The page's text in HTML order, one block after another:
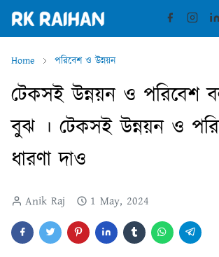
Home পরিবেশ ও উন্নয়ন
টেকসই উন্নয়ন ও পরিবেশ
বুঝ । টেকসই উন্নয়ন ও
ধারণা দাও
Anik Raj 1 May, 2024